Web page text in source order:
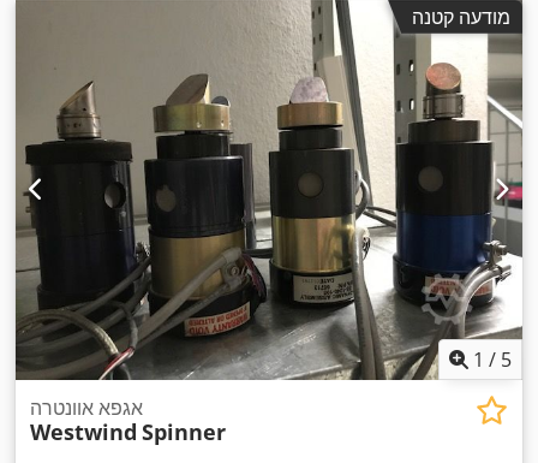
מודעה קטנה
1 / 5
אגפא אוונטרה
Westwind Spinner